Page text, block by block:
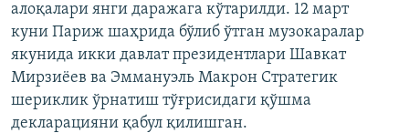
алоқалари янги даражага кўтарилди. 12 март
куни Париж шаҳрида бўлиб ўтган музокаралар
якунида икки давлат президентлари Шавкат
Мирзиёев ва Эммануэль Макрон Стратегик
шериклик ўрнатиш тўғрисидаги қўшма
декларацияни қабул қилишган.